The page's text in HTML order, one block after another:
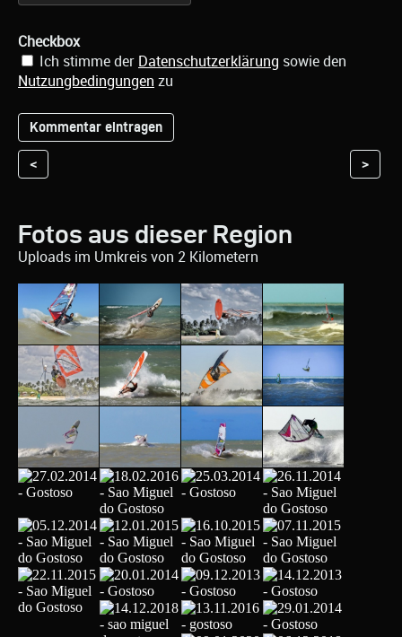
Checkbox
Ich stimme der Datenschutzerklärung sowie den
Nutzungbedingungen zu
< >
Fotos aus dieser Region
Uploads im Umkreis von 2 Kilometern